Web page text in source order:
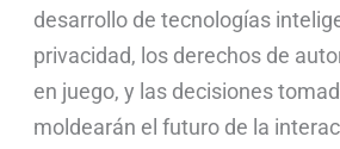
desarrollo de tecnologías
privacidad, los derechos de
en juego, y las decisiones
moldearán el futuro de la